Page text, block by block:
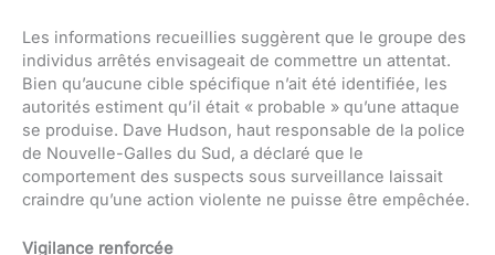
Les informations recueillies suggèrent que le groupe des
individus arrêtés envisageait de commettre un attentat.
Bien qu’aucune cible spécifique n’ait été identifiée, les
autorités estiment qu’il était « probable » qu’une attaque
se produise. Dave Hudson, haut responsable de la police
de Nouvelle-Galles du Sud, a déclaré que le
comportement des suspects sous surveillance laissait
craindre qu’une action violente ne puisse être empêchée.
Vigilance renforcée